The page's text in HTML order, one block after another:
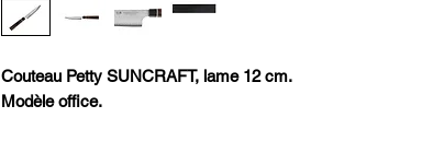
Couteau Petty SUNCRAFT, lame 12 cm.
Modèle office.